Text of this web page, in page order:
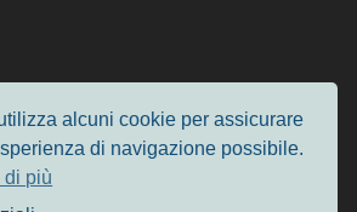
alcuni cookie per assicurare
di navigazione possibile.
di più